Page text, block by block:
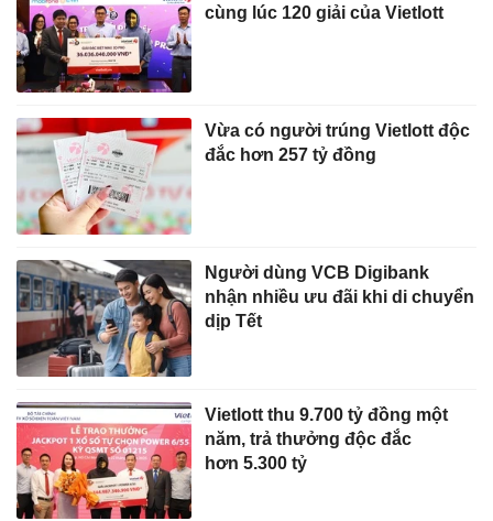
cùng lúc 120 giải của Vietlott
Vừa có người trúng Vietlott độc
đắc hơn 257 tỷ đồng
Người dùng VCB Digibank
nhận nhiều ưu đãi khi di chuyển
dịp Tết
Vietlott thu 9.700 tỷ đồng một
năm, trả thưởng độc đắc
hơn 5.300 tỷ